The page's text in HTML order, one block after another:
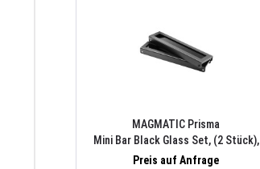
MAGMATIC Prisma
Mini Bar Black Glass Set, (2 Stück),
inkl. Schrauben
Preis auf Anfrage